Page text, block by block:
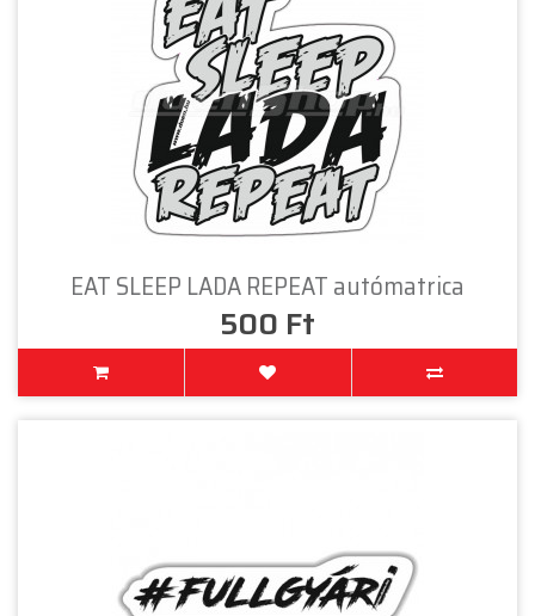
EAT SLEEP LADA REPEAT autómatrica
500 Ft